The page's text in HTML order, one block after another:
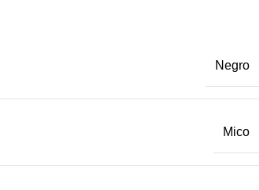
Negro
Mico